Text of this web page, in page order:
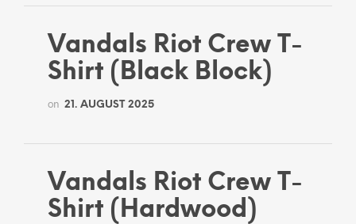
Vandals Riot Crew T-
Shirt (Black Block)
on 21. AUGUST 2025
Vandals Riot Crew T-
Shirt (Hardwood)